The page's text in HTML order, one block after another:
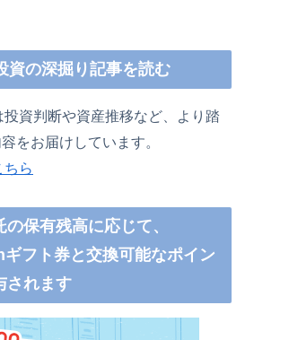
資の深掘り記事を読む
投資判断や資産推移など、より踏
をお届けしています。
ら
の保有残高に応じて、
フト券と交換可能なポイン
されます